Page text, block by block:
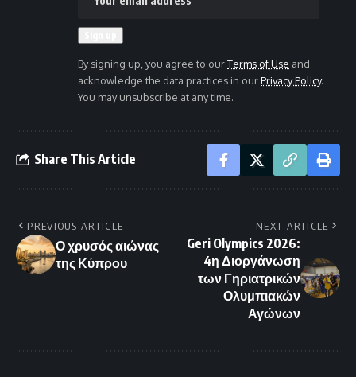
By signing up, you agree to ourTerms of Use and
acknowledge the data practices in ourPrivacy Policy.
You may unsubscribe at any time.
Share This Article
PREVIOUS ARTICLE
Ο χρυσός αιώνας
της Κύπρου
NEXT ARTICLE
Geri Olympics 2026:
4η Διοργάνωση
των Γηριατρικών
Ολυμπιακών
Αγώνων